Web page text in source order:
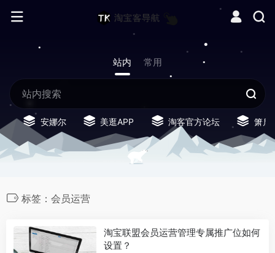
站内 常用
安娜尔 美逛APP 淘客官方论坛 箫启
标签：会员运营
淘宝联盟会员运营管理专属推广位如何
设置？